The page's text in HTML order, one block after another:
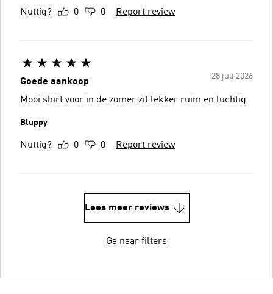
Nuttig? 0 0 Report review
28 juli 2026
Goede aankoop
Mooi shirt voor in de zomer zit lekker ruim en luchtig
Bluppy
Nuttig? 0 0 Report review
Lees meer reviews
Ga naar filters